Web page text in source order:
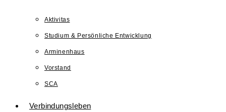
Aktivitas
Studium & Persönliche Entwicklung
Arminenhaus
Vorstand
SCA
Verbindungsleben